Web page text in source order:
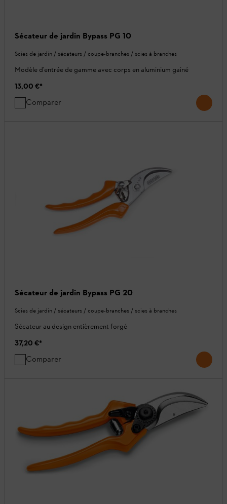
Sécateur de jardin Bypass PG 10
Scies de jardin / sécateurs / coupe-branches / scies à branches
Modèle d'entrée de gamme avec corps en aluminium gainé
13,00 €*
Comparer
Sécateur de jardin Bypass PG 20
Scies de jardin / sécateurs / coupe-branches / scies à branches
Sécateur au design entièrement forgé
37,20 €*
Comparer